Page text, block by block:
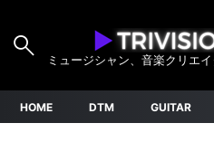
ミュージシャン、音楽クリエ
HOME DTM GUITAR